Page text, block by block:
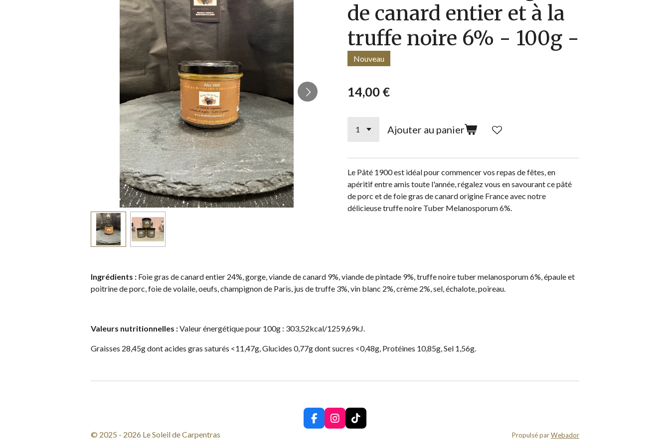
de canard entier et à la
truffe noire 6% - 100g -
Nouveau
14,00 €
Ajouter au panier
Le Pâté 1900 est idéalpour commencer vos repas de fêtes, en
apéritif entre amis toute l'année, régalez vous en savourant ce pâté
de porc et de foie gras de canard origine France avec notre
délicieuse truffe noire Tuber Melanosporum 6%.
Ingrédients : Foie gras de canard entier 24%, gorge, viande de canard 9%, viande de pintade 9%, truffe noire tuber melanosporum 6%, épaule et
poitrine de porc, foie de volaile, oeufs, champignon de Paris, jus de truffe 3%, vin blanc 2%, crème 2%, sel, échalote, poireau.
Valeurs nutritionnelles :Valeur énergétique pour 100g : 303,52kcal/1259,69kJ.
Graisses 28,45g dont acides gras saturés <11,47g, Glucides 0,77g dont sucres <0,48g, Protéines 10,85g, Sel 1,56g.
F
a
I
n
T
i
© 2025 - 2026 Le Soleil de Carpentras Propulsé parWebador